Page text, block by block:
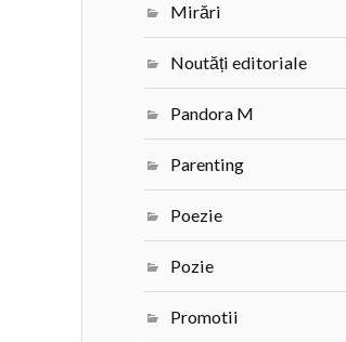
Mirări
Noutăți editoriale
Pandora M
Parenting
Poezie
Pozie
Promotii